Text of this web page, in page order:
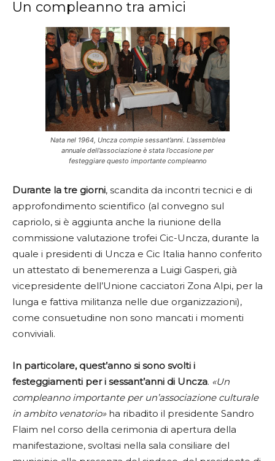
Un compleanno tra amici
Nata nel 1964, Uncza compie sessant’anni. L’assemblea
annuale dell’associazione è stata l’occasione per
festeggiare questo importante compleanno
Durante la tre giorni, scandita da incontri tecnici e di
approfondimento scientifico (al convegno sul
capriolo, si è aggiunta anche la riunione della
commissione valutazione trofei Cic-Uncza, durante la
quale i presidenti di Uncza e Cic Italia hanno conferito
un attestato di benemerenza a Luigi Gasperi, già
vicepresidente dell’Unione cacciatori Zona Alpi, per la
lunga e fattiva militanza nelle due organizzazioni),
come consuetudine non sono mancati i momenti
conviviali.
In particolare, quest’anno si sono svolti i
festeggiamenti per i sessant’anni di Uncza. «Un
compleanno importante per un’associazione culturale
in ambito venatorio»ha ribadito il presidente Sandro
Flaim nel corso della cerimonia di apertura della
manifestazione, svoltasi nella sala consiliare del